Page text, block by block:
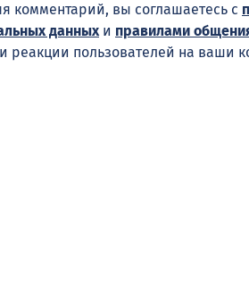
комментарий, вы соглашаетесь с
данныхи правилами
реакции пользователей на ваши